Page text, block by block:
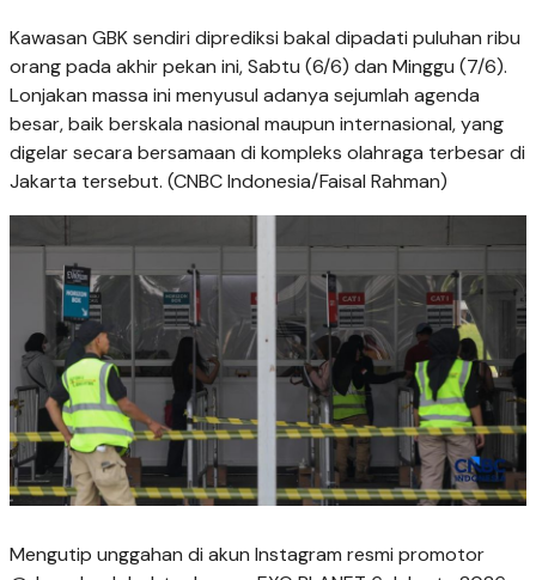
Kawasan GBK sendiri diprediksi bakal dipadati puluhan ribu
orang pada akhir pekan ini, Sabtu (6/6) dan Minggu (7/6).
Lonjakan massa ini menyusul adanya sejumlah agenda
besar, baik berskala nasional maupun internasional, yang
digelar secara bersamaan di kompleks olahraga terbesar di
Jakarta tersebut. (CNBC Indonesia/Faisal Rahman)
Mengutip unggahan di akun Instagram resmi promotor